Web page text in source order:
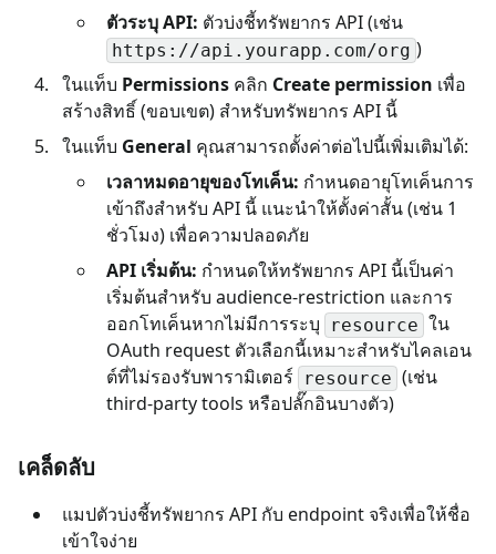
ตัวระบุ API: ตัวบ่งชี้ทรัพยากร API (เช่น
https://api.yourapp.com/org )
ในแท็บ Permissions คลิก Create permission เพื่อ
สร้างสิทธิ์ (ขอบเขต) สำหรับทรัพยากร API นี้
ในแท็บ General คุณสามารถตั้งค่าต่อไปนี้เพิ่มเติมได้:
เวลาหมดอายุของโทเค็น: กำหนดอายุโทเค็นการ
เข้าถึงสำหรับ API นี้ แนะนำให้ตั้งค่าสั้น (เช่น 1
ชั่วโมง) เพื่อความปลอดภัย
API เริ่มต้น: กำหนดให้ทรัพยากร API นี้เป็นค่า
เริ่มต้นสำหรับ audience-restriction และการ
ออกโทเค็นหากไม่มีการระบุ
resource ใน
OAuth request ตัวเลือกนี้เหมาะสำหรับไคลเอน
ต์ที่ไม่รองรับพารามิเตอร์
resource (เช่น
third-party tools หรือปลั๊กอินบางตัว)
เคล็ดลับ
แมปตัวบ่งชี้ทรัพยากร API กับ endpoint จริงเพื่อให้ชื่อ
เข้าใจง่าย